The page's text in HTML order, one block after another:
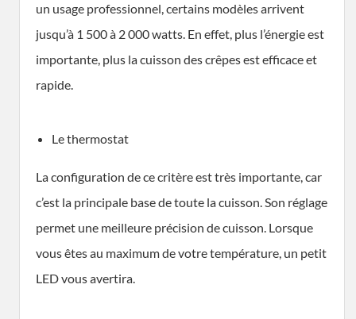
un usage professionnel, certains modèles arrivent
jusqu’à 1 500 à 2 000 watts. En effet, plus l’énergie est
importante, plus la cuisson des crêpes est efficace et
rapide.
Le thermostat
La configuration de ce critère est très importante, car
c’est la principale base de toute la cuisson. Son réglage
permet une meilleure précision de cuisson. Lorsque
vous êtes au maximum de votre température, un petit
LED vous avertira.